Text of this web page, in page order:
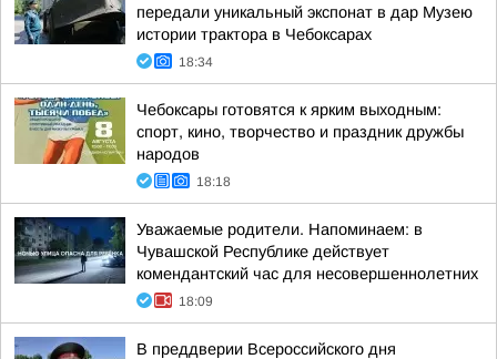
передали уникальный экспонат в дар Музею
истории трактора в Чебоксарах
18:34
Чебоксары готовятся к ярким выходным:
спорт, кино, творчество и праздник дружбы
народов
18:18
Уважаемые родители. Напоминаем: в
Чувашской Республике действует
комендантский час для несовершеннолетних
18:09
В преддверии Всероссийского дня